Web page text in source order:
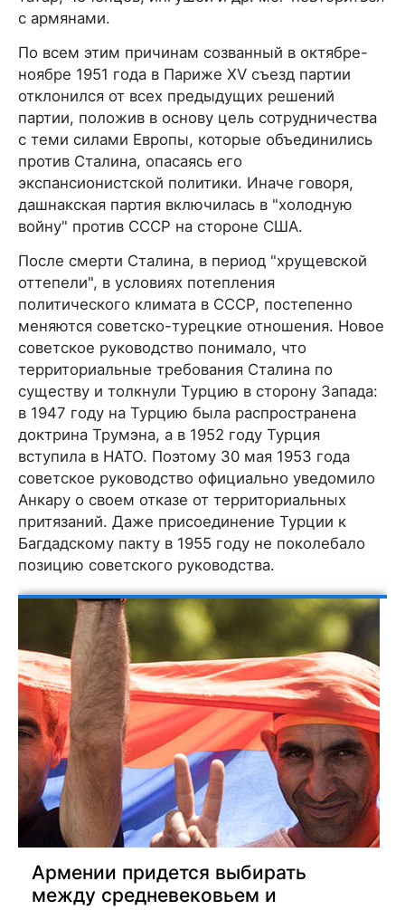
с армянами.
По всем этим причинам созванный в октябре-
ноябре 1951 года в Париже XV съезд партии
отклонился от всех предыдущих решений
партии, положив в основу цель сотрудничества
с теми силами Европы, которые объединились
против Сталина, опасаясь его
экспансионистской политики. Иначе говоря,
дашнакская партия включилась в "холодную
войну" против СССР на стороне США.
После смерти Сталина, в период "хрущевской
оттепели", в условиях потепления
политического климата в СССР, постепенно
меняются советско-турецкие отношения. Новое
советское руководство понимало, что
территориальные требования Сталина по
существу и толкнули Турцию в сторону Запада:
в 1947 году на Турцию была распространена
доктрина Трумэна, а в 1952 году Турция
вступила в НАТО. Поэтому 30 мая 1953 года
советское руководство официально уведомило
Анкару о своем отказе от территориальных
притязаний. Даже присоединение Турции к
Багдадскому пакту в 1955 году не поколебало
позицию советского руководства.
Армении придется выбирать
между средневековьем и